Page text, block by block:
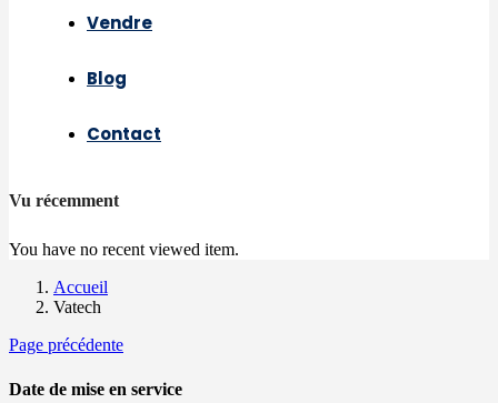
Vendre
Blog
Contact
Vu récemment
You have no recent viewed item.
Accueil
Vatech
Page précédente
Date de mise en service